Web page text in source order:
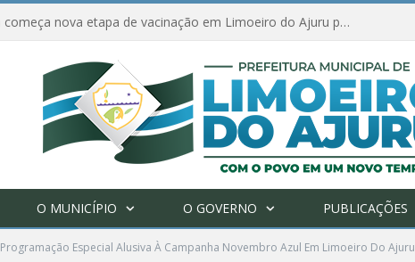
Ações de combate à Covid-19 na região ribeirinha de Limoeiro do Ajuru continuam
O MUNICÍPIO O GOVERNO PUBLICAÇÕES
Programação Especial Alusiva À Campanha Novembro Azul Em Limoeiro Do Ajuru